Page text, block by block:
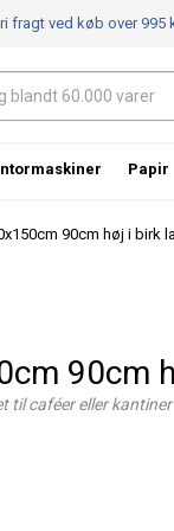
90cm høj i birk
90cm
til caféer eller kantiner
fragt ved køb over 995
Papir